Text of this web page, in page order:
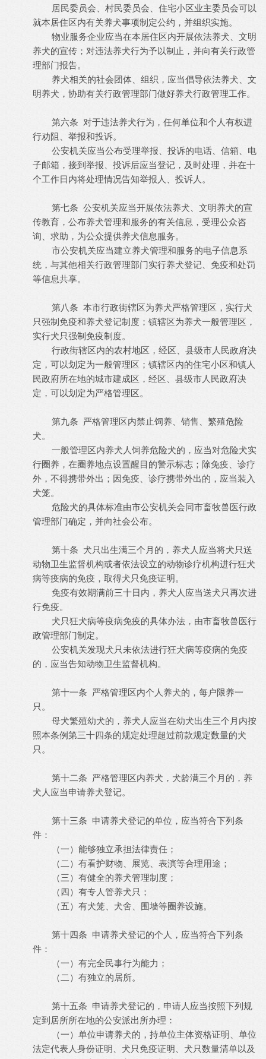
居民委员会、村民委员会、住宅小区业主委员会可以
就本居住区内有关养犬事项制定公约，并组织实施。
物业服务企业应当在本居住区内开展依法养犬、文明
养犬的宣传；对违法养犬行为予以制止，并向有关行政管
理部门报告。
养犬相关的社会团体、组织，应当倡导依法养犬、文
明养犬，协助有关行政管理部门做好养犬行政管理工作。
第六条 对于违法养犬行为，任何单位和个人有权进
行劝阻、举报和投诉。
公安机关应当公布受理举报、投诉的电话、信箱、电
子邮箱，接到举报、投诉后应当登记，及时处理，并在十
个工作日内将处理情况告知举报人、投诉人。
第七条 公安机关应当开展依法养犬、文明养犬的宣
传教育，公布养犬管理和服务的有关信息，受理公众咨
询、求助，为公众提供养犬信息服务。
市公安机关应当建立养犬管理和服务的电子信息系
统，与其他相关行政管理部门实行养犬登记、免疫和处罚
等信息共享。
第八条 本市行政街辖区为养犬严格管理区，实行犬
只强制免疫和养犬登记制度；镇辖区为养犬一般管理区，
实行犬只强制免疫制度。
行政街辖区内的农村地区，经区、县级市人民政府决
定，可以划定为一般管理区；镇辖区内的住宅小区和镇人
民政府所在地的城市建成区，经区、县级市人民政府决
定，可以划定为严格管理区。
第九条 严格管理区内禁止饲养、销售、繁殖危险
犬。
一般管理区内养犬人饲养危险犬的，应当对危险犬实
行圈养，在圈养地点设置醒目的警示标志；除免疫、诊疗
外，不得携带外出；因免疫、诊疗携带外出的，应当装入
犬笼。
危险犬的具体标准由市公安机关会同市畜牧兽医行政
管理部门确定，并向社会公布。
第十条 犬只出生满三个月的，养犬人应当将犬只送
动物卫生监督机构或者依法设立的动物诊疗机构进行狂犬
病等疫病的免疫，取得犬只免疫证明。
免疫有效期满前三十日内，养犬人应当送犬只再次进
行免疫。
犬只狂犬病等疫病免疫的具体办法，由市畜牧兽医行
政管理部门制定。
公安机关发现犬只未依法进行狂犬病等疫病的免疫
的，应当告知动物卫生监督机构。
第十一条 严格管理区内个人养犬的，每户限养一
只。
母犬繁殖幼犬的，养犬人应当在幼犬出生三个月内按
照本条例第三十四条的规定处理超过前款规定数量的犬
只。
第十二条 严格管理区内养犬，犬龄满三个月的，养
犬人应当申请养犬登记。
第十三条 申请养犬登记的单位，应当符合下列条
件：
（一）能够独立承担法律责任；
（二）有看护财物、展览、表演等合理用途；
（三）有健全的养犬管理制度；
（四）有专人管养犬只；
（五）有犬笼、犬舍、围墙等圈养设施。
第十四条 申请养犬登记的个人，应当符合下列条
件：
（一）有完全民事行为能力；
（二）有独立的居所。
第十五条 申请养犬登记的，申请人应当按照下列规
定到居所所在地的公安派出所办理：
（一）单位申请养犬的，持单位主体资格证明、单位
法定代表人身份证明、犬只免疫证明、犬只数量清单以及